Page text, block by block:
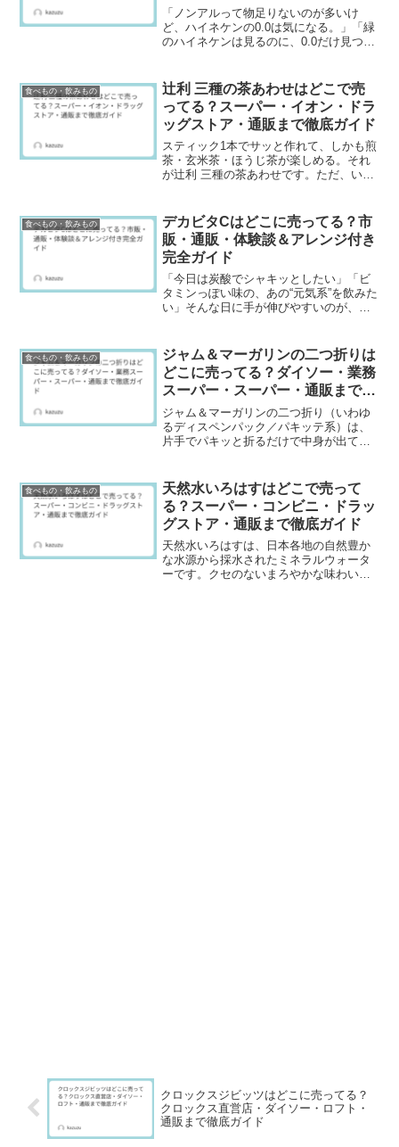
全ガイド
「ノンアルって物足りないのが多いけ
ど、ハイネケンの0.0は気になる。」「緑
のハイネケンは見るのに、0.0だけ見つか
ル）です。ただ、いざ買おうとすると
「コンビニにある...
食べもの・飲みもの
辻利 三種の茶あわせはどこで売
ってる？スーパー・イオン・ドラ
ッグストア・通販まで徹底ガイド
スティック1本でサッと作れて、しかも煎
茶・玄米茶・ほうじ茶が楽しめる。それ
が辻利 三種の茶あわせです。ただ、いざ
茶売り場に置かれていない店舗もあるの
で、探し方のコツが大...
食べもの・飲みもの
デカビタCはどこに売ってる？市
販・通販・体験談＆アレンジ付き
完全ガイド
「今日は炭酸でシャキッとしたい」「ビ
タミンっぽい味の、あの“元気系”を飲みた
い」そんな日に手が伸びやすいのが、デ
「自販機では見かけるのに、スーパーの
棚にない」みたいに...
食べもの・飲みもの
ジャム＆マーガリンの二つ折りは
どこに売ってる？ダイソー・業務
スーパー・スーパー・通販まで徹
底ガイド
ジャム＆マーガリンの二つ折り（いわゆ
るディスペンパック／パキッテ系）は、
片手でパキッと折るだけで中身が出てく
で、なんかテンション上がるやつです
ね。ただ、探してみると「ス...
食べもの・飲みもの
天然水いろはすはどこで売って
る？スーパー・コンビニ・ドラッ
グストア・通販まで徹底ガイド
天然水いろはすは、日本各地の自然豊か
な水源から採水されたミネラルウォータ
ーです。クセのないまろやかな味わい
クロックスジビッツはどこに売ってる？
クロックス直営店・ダイソー・ロフト・
通販まで徹底ガイド